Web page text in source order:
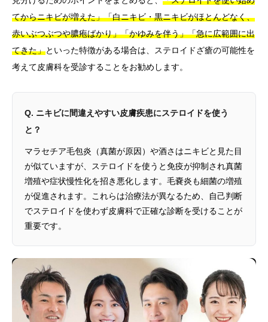
てからニキビが増えた」「白ニキビ・黒ニキビがほとんどなく、
赤いぶつぶつや膿疱ばかり」「かゆみを伴う」「急に広範囲に出
てきた」といった特徴がある場合は、ステロイドざ瘡の可能性を
考えて皮膚科を受診することをお勧めします。
Q. ニキビに間違えやすい皮膚疾患にステロイドを使う
と？
マラセチア毛包炎（真菌が原因）や酒さはニキビと見た目
が似ていますが、ステロイドを使うと免疫が抑制され真菌
増殖や症状慢性化を招き悪化します。毛嚢炎も細菌の増殖
が促進されます。これらは治療法が異なるため、自己判断
でステロイドを使わず皮膚科で正確な診断を受けることが
重要です。